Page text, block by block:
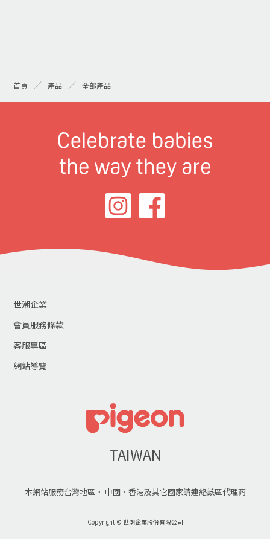
首頁 產品 全部產品
世潮企業
會員服務條款
客服專區
網站導覽
TAIWAN
本網站服務台灣地區。 中國、香港及其它國家請連絡該區代理商
Copyright © 世潮企業股份有限公司